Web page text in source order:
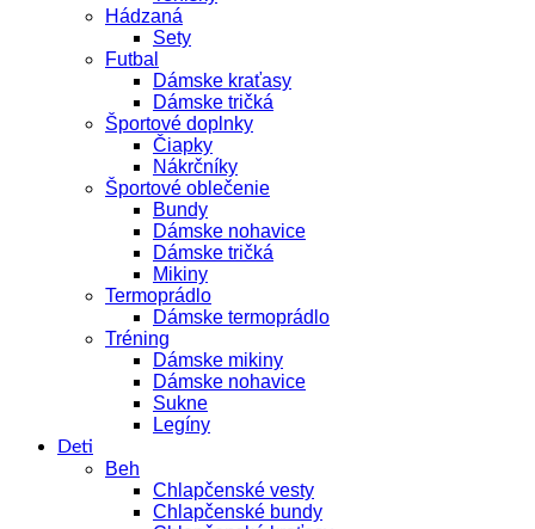
Hádzaná
Sety
Futbal
Dámske kraťasy
Dámske tričká
Športové doplnky
Čiapky
Nákrčníky
Športové oblečenie
Bundy
Dámske nohavice
Dámske tričká
Mikiny
Termoprádlo
Dámske termoprádlo
Tréning
Dámske mikiny
Dámske nohavice
Sukne
Legíny
Deti
Beh
Chlapčenské vesty
Chlapčenské bundy